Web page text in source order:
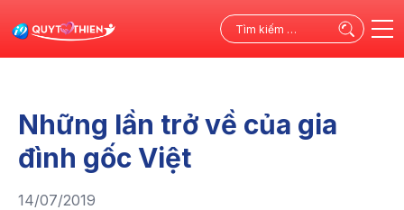
kiếm
Những lần trở về của gia
đình gốc Việt
14/07/2019